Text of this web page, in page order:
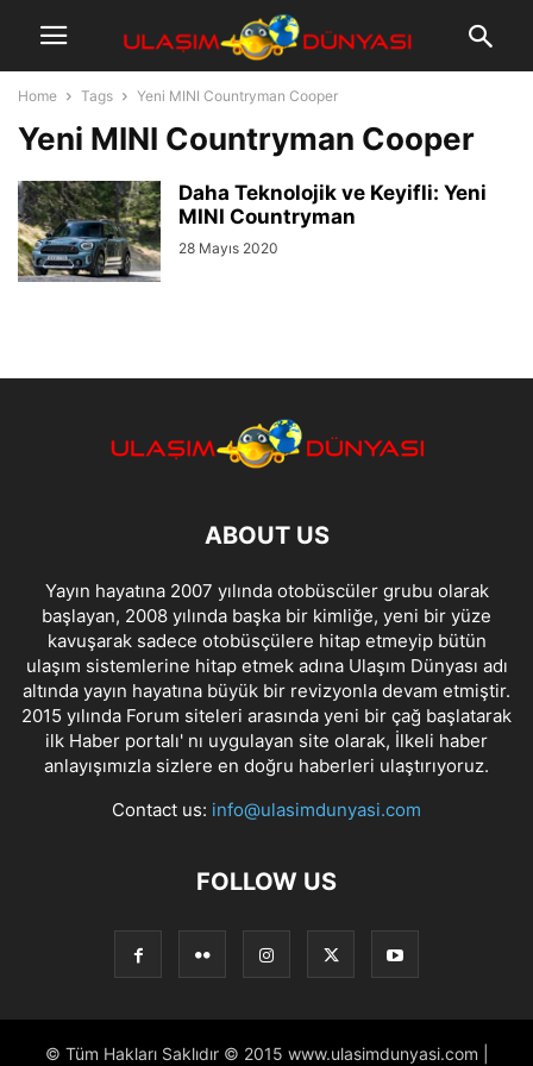
Home Tags Yeni MINI Countryman Cooper
Yeni MINI Countryman Cooper
Daha Teknolojik ve Keyifli: Yeni
MINI Countryman
28 Mayıs 2020
ABOUT US
Yayın hayatına 2007 yılında otobüscüler grubu olarak
başlayan, 2008 yılında başka bir kimliğe, yeni bir yüze
kavuşarak sadece otobüsçülere hitap etmeyip bütün
ulaşım sistemlerine hitap etmek adına Ulaşım Dünyası adı
altında yayın hayatına büyük bir revizyonla devam etmiştir.
2015 yılında Forum siteleri arasında yeni bir çağ başlatarak
ilk Haber portalı' nı uygulayan site olarak, İlkeli haber
anlayışımızla sizlere en doğru haberleri ulaştırıyoruz.
Contact us: info@ulasimdunyasi.com
FOLLOW US
© Tüm Hakları Saklıdır © 2015 www.ulasimdunyasi.com |